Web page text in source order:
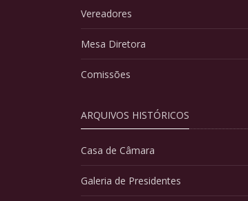
Vereadores
Mesa Diretora
Comissões
ARQUIVOS HISTÓRICOS
Casa de Câmara
Galeria de Presidentes